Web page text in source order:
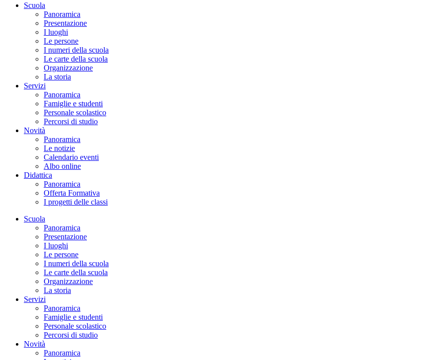
Scuola
Panoramica
Presentazione
I luoghi
Le persone
I numeri della scuola
Le carte della scuola
Organizzazione
La storia
Servizi
Panoramica
Famiglie e studenti
Personale scolastico
Percorsi di studio
Novità
Panoramica
Le notizie
Calendario eventi
Albo online
Didattica
Panoramica
Offerta Formativa
I progetti delle classi
Scuola
Panoramica
Presentazione
I luoghi
Le persone
I numeri della scuola
Le carte della scuola
Organizzazione
La storia
Servizi
Panoramica
Famiglie e studenti
Personale scolastico
Percorsi di studio
Novità
Panoramica